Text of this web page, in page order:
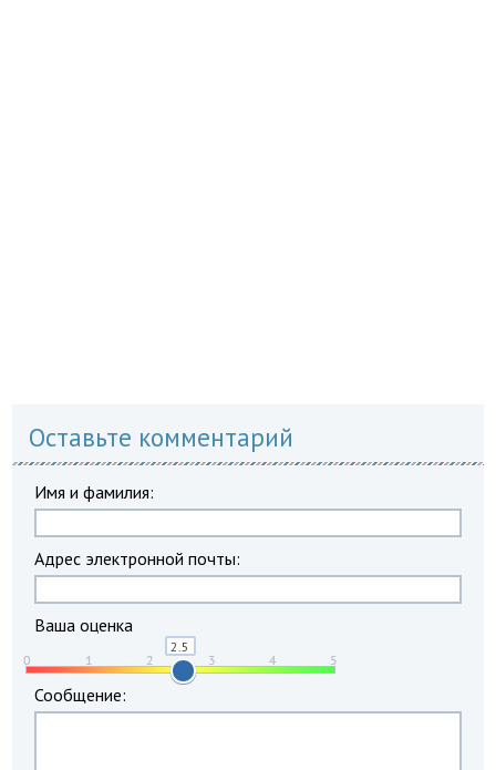
Оставьте комментарий
Имя и фамилия:
Адрес электронной почты:
Ваша оценка
Сообщение: